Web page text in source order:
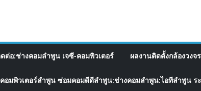
ต่อ:ช่างคอมลำพูน เจซี-คอมพิวเตอร์ ผลงานติดตั้งกล้องวง
คอมพิวเตอร์ลำพูน ซ่อมคอมดีดีลำพูน:ช่างคอมลำพูน:ไอทีลำพูน